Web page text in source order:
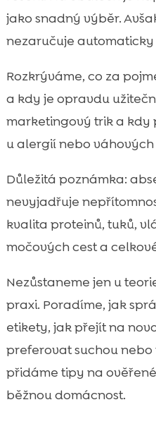

Alergie a
problém a co s tím
marketingových
 Bezobilné
se berou a kolik

Suché vs. mokré
 Jak správně přejít
bez trávících potíží
 Bezobilná strava a
dospělou kočku a
CricksyCat jako
masa a bez pšenice
Jasper suché
nebo jehněčí a
kamenům a
jako snadný výběr.
nezaručuje
Rozkrýváme, co za
a kdy je opravdu
marketingový trik a
u alergií nebo
Důležitá poznámka:
nevyjadřuje
kvalita proteinů, tuků,
močových cest a
Nezůstaneme jen u
praxi. Poradíme, jak
etikety, jak přejít na
preferovat suchou nebo
přidáme tipy na
běžnou domácnost.